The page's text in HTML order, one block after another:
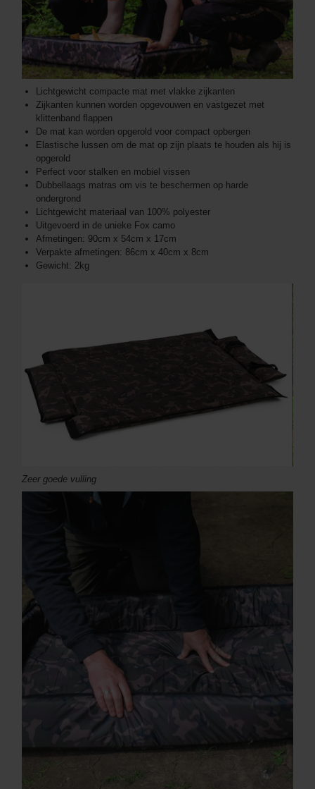
Lichtgewicht compacte mat met vlakke zijkanten
Zijkanten kunnen worden opgevouwen en vastgezet met
klittenband flappen
De mat kan worden opgerold voor compact opbergen
Elastische lussen om de mat op zijn plaats te houden als hij is
opgerold
Perfect voor stalken en mobiel vissen
Dubbellaags matras om vis te beschermen op harde
ondergrond
Lichtgewicht materiaal van 100% polyester
Uitgevoerd in de unieke Fox camo
Afmetingen: 90cm x 54cm x 17cm
Verpakte afmetingen: 86cm x 40cm x 8cm
Gewicht: 2kg
Zeer goede vulling